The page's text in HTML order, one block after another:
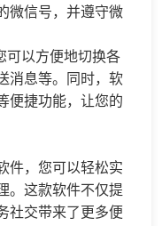
微信号，并遵守微
可以方便地切换各
消息等。同时，软
便捷功能，让您的
件，您可以轻松实
。这款软件不仅提
社交带来了更多便